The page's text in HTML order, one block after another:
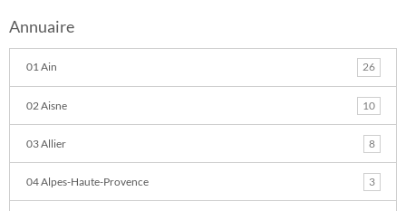
Annuaire
01 Ain 26
02 Aisne 10
03 Allier 8
04 Alpes-Haute-Provence 3